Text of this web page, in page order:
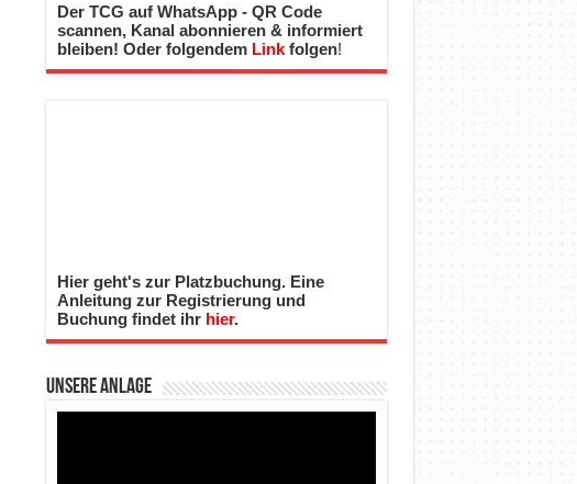
Der TCG auf WhatsApp - QR Code
scannen, Kanal abonnieren & informiert
bleiben! Oder folgendem Linkfolgen!
Hier geht's zur Platzbuchung. Eine
Anleitung zur Registrierung und
Buchung findet ihr hier.
Unsere Anlage